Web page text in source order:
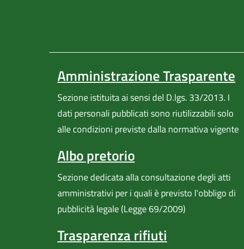
Amministrazione Trasparente
Sezione istituita ai sensi del D.lgs. 33/2013. I
dati personali pubblicati sono riutilizzabili solo
alle condizioni previste dalla normativa vigente
Albo pretorio
Sezione dedicata alla consultazione degli atti
amministrativi per i quali è previsto l'obbligo di
pubblicità legale (Legge 69/2009)
Trasparenza rifiuti